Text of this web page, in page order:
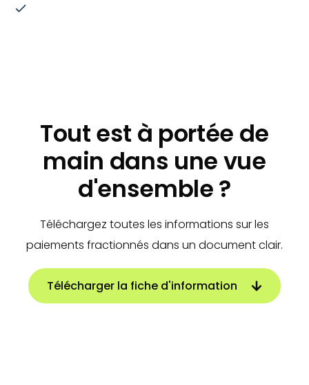
Tout est à portée de
main dans une vue
d'ensemble ?
Téléchargez toutes les informations sur les
paiements fractionnés dans un document clair.
Télécharger la fiche d'information